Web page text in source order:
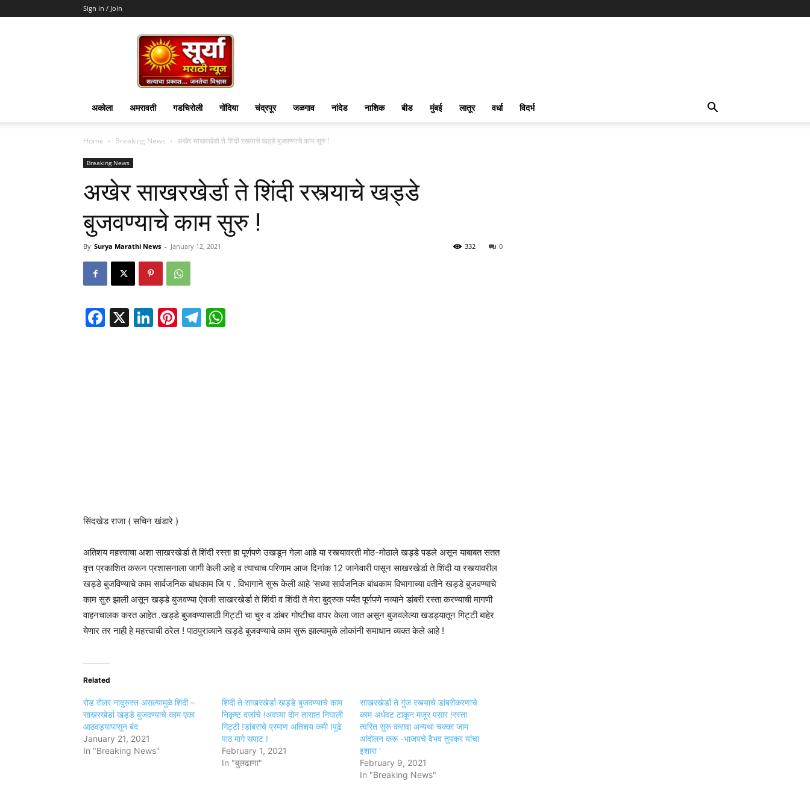
Sign in / Join
Surya
Marathi
News
अकोला अमरावती गडचिरोली गोंदिया चंद्रपूर जळगाव नांदेड नाशिक बीड मुंबई लातूर वर्धा विदर्भ
Home Breaking News अखेर साखरखेर्डा ते शिंदी रस्त्याचे खड्डे बुजवण्याचे काम सुरु !
Breaking News
अखेर साखरखेर्डा ते शिंदी रस्त्याचे खड्डे
बुजवण्याचे काम सुरु !
By Surya Marathi News - January 12, 2021 0
332
Facebook
X LinkedIn
Pinterest
Telegram
सिंदखेड राजा ( सचिन खंडारे )
अतिशय महत्त्वाचा अशा साखरखेर्डा ते शिंदी रस्ता हा पूर्णपणे उखडून गेला आहे या रस्त्यावरती मोठ-मोठाले खड्डे पडले असून याबाबत सतत
वृत्त प्रकाशित करून प्रशासनाला जागी केली आहे व त्याचाच परिणाम आज दिनांक 12 जानेवारी पासून साखरखेर्डा ते शिंदी या रस्त्यावरील
खड्डे बुजविण्याचे काम सार्वजनिक बांधकाम जि प . विभागाने सुरू केली आहे ‘सध्या सार्वजनिक बांधकाम विभागाच्या वतीने खड्डे बुजवण्याचे
काम सुरु झाली असून खड्डे बुजवण्या ऐवजी साखरखेर्डा ते शिंदी व शिंदी ते मेरा बुद्रुक पर्यंत पूर्णपणे नव्याने डांबरी रस्ता करण्याची मागणी
वाहनचालक करत आहेत .खड्डे बुजवण्यासाठी गिट्टी चा चुर व डांबर गोष्टीचा वापर केला जात असून बुजवलेल्या खडड्यातून गिट्टी बाहेर
येणार तर नाही हे महत्त्वाची ठरेल ! पाठपुराव्याने खड्डे बुजवण्याचे काम सुरू झाल्यामुळे लोकांनी समाधान व्यक्त केले आहे !
Related
रोड रोलर नादुरुस्त असल्यामुळे शिंदी –
साखरखेर्डा खड्डे बुजवण्याचे काम एका
आठवड्यापासून बंद
January 21, 2021
In "Breaking News"
शिंदी ते साखरखेर्डा खड्डे बुजवण्याचे काम
निकृष्ट दर्जाचे !अवघ्या दोन तासात निघाली
गिट्टी !डांबराचे प्रमाण अतिशय कमी !पुढे
पाठ मागे सपाट !
February 1, 2021
In "बुलढाणा"
साखरखेर्डा ते गुंज रस्त्याचे डांबरीकरणाचे
काम अर्धवट टाकून मजूर पसार !रस्ता
त्वरित सुरू करावा अन्यथा चक्का जाम
आंदोलन करू -भाजपचे वैभव तुपकर यांचा
इशारा ‘
February 9, 2021
In "Breaking News"